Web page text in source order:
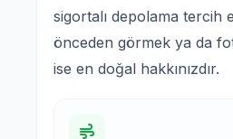
sigortalı depolama tercih
önceden görmek ya da
ise en doğal hakkınızdır.